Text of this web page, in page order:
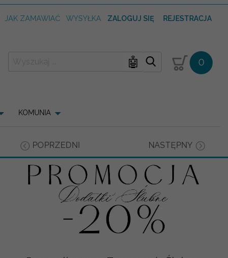
JAK ZAMAWIAĆ WYSYŁKA ZALOGUJ SIĘ REJESTRACJA
🤖 0
KOMUNIA
POPRZEDNI NASTĘPNY